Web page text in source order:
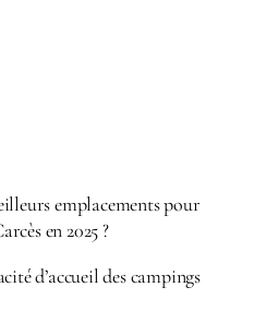
emplacements pour
en 2025 ?
d’accueil des campings